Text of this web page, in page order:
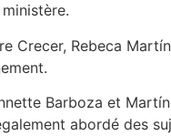
Crecer, Rebeca
Barboza et
abordé des